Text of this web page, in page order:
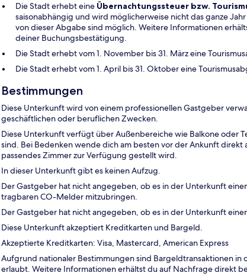
Die Stadt erhebt eine Übernachtungssteuer bzw.
saisonabhängig und wird möglicherweise nicht das ganze
von dieser Abgabe sind möglich. Weitere Informationen
deiner Buchungsbestätigung.
Die Stadt erhebt vom 1. November bis 31. März eine
Die Stadt erhebt vom 1. April bis 31. Oktober eine
Bestimmungen
Diese Unterkunft wird von einem professionellen Gastgeber
geschäftlichen oder beruflichen Zwecken.
Diese Unterkunft verfügt über Außenbereiche wie Balkone oder
sind. Bei Bedenken wende dich am besten vor der Ankunft direkt
passendes Zimmer zur Verfügung gestellt wird.
In dieser Unterkunft gibt es keinen Aufzug.
Der Gastgeber hat nicht angegeben, ob es in der Unterkunft
tragbaren CO-Melder mitzubringen.
Der Gastgeber hat nicht angegeben, ob es in der Unterkunft
Diese Unterkunft akzeptiert Kreditkarten und Bargeld.
Akzeptierte Kreditkarten: Visa, Mastercard, American Express
Aufgrund nationaler Bestimmungen sind Bargeldtransaktionen in
erlaubt. Weitere Informationen erhältst du auf Nachfrage direkt